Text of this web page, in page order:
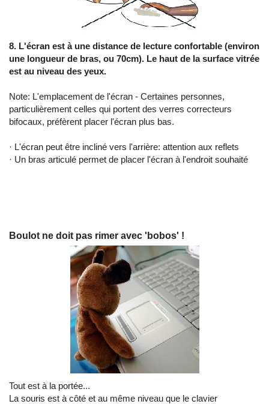
8. L'écran est à une distance de lecture confortable (environ
une longueur de bras, ou 70cm). Le haut de la surface vitrée
est au niveau des yeux.
Note: L'emplacement de l'écran - Certaines personnes,
particulièrement celles qui portent des verres correcteurs
bifocaux, préfèrent placer l'écran plus bas.
· L'écran peut être incliné vers l'arrière: attention aux reflets
· Un bras articulé permet de placer l'écran à l'endroit souhaité
Boulot ne doit pas rimer avec 'bobos' !
Tout est à la portée...
La souris est à côté et au même niveau que le clavier